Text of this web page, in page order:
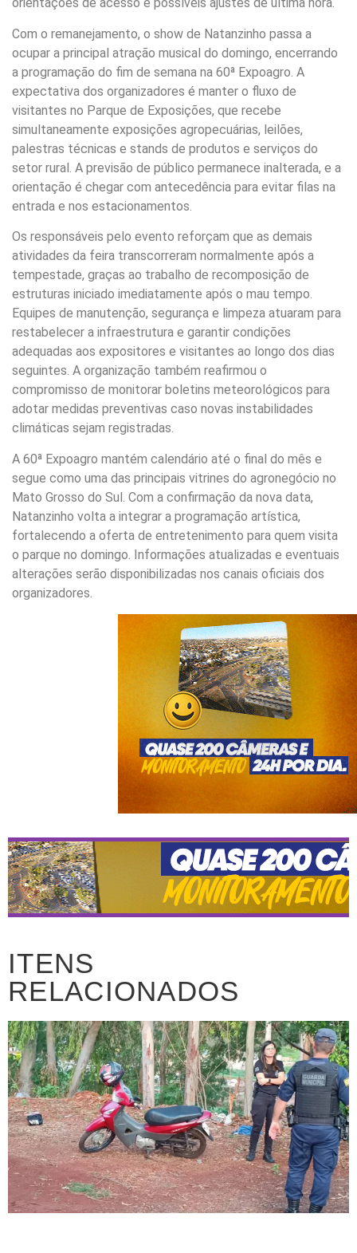
orientações de acesso e possíveis ajustes de última hora.
Com o remanejamento, o show de Natanzinho passa a
ocupar a principal atração musical do domingo, encerrando
a programação do fim de semana na 60ª Expoagro. A
expectativa dos organizadores é manter o fluxo de
visitantes no Parque de Exposições, que recebe
simultaneamente exposições agropecuárias, leilões,
palestras técnicas e stands de produtos e serviços do
setor rural. A previsão de público permanece inalterada, e a
orientação é chegar com antecedência para evitar filas na
entrada e nos estacionamentos.
Os responsáveis pelo evento reforçam que as demais
atividades da feira transcorreram normalmente após a
tempestade, graças ao trabalho de recomposição de
estruturas iniciado imediatamente após o mau tempo.
Equipes de manutenção, segurança e limpeza atuaram para
restabelecer a infraestrutura e garantir condições
adequadas aos expositores e visitantes ao longo dos dias
seguintes. A organização também reafirmou o
compromisso de monitorar boletins meteorológicos para
adotar medidas preventivas caso novas instabilidades
climáticas sejam registradas.
A 60ª Expoagro mantém calendário até o final do mês e
segue como uma das principais vitrines do agronegócio no
Mato Grosso do Sul. Com a confirmação da nova data,
Natanzinho volta a integrar a programação artística,
fortalecendo a oferta de entretenimento para quem visita
o parque no domingo. Informações atualizadas e eventuais
alterações serão disponibilizadas nos canais oficiais dos
organizadores.
ITENS
RELACIONADOS